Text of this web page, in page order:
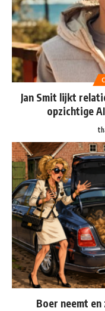
Jan Smit lijkt
opzichtige
Boer neemt